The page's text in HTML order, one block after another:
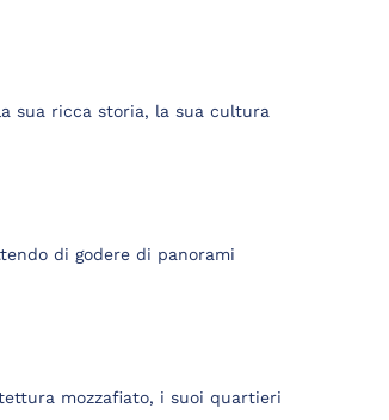
sua ricca storia, la sua cultura
di godere di panorami
mozzafiato, i suoi quartieri